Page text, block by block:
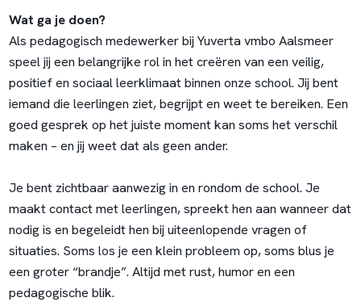
Wat ga je doen?
Als pedagogisch medewerker bij Yuverta vmbo Aalsmeer
speel jij een belangrijke rol in het creëren van een veilig,
positief en sociaal leerklimaat binnen onze school. Jij bent
iemand die leerlingen ziet, begrijpt en weet te bereiken. Een
goed gesprek op het juiste moment kan soms het verschil
maken – en jij weet dat als geen ander.
Je bent zichtbaar aanwezig in en rondom de school. Je
maakt contact met leerlingen, spreekt hen aan wanneer dat
nodig is en begeleidt hen bij uiteenlopende vragen of
situaties. Soms los je een klein probleem op, soms blus je
een groter “brandje”. Altijd met rust, humor en een
pedagogische blik.